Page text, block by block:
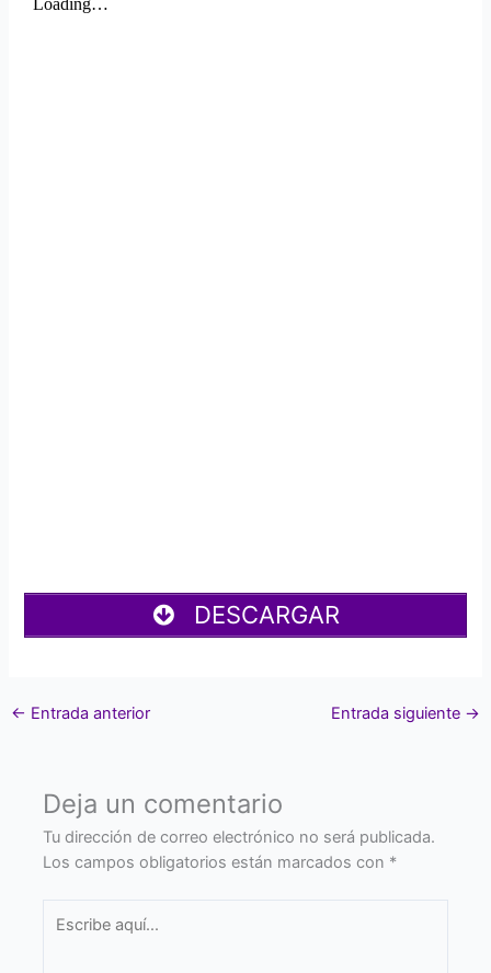
DESCARGAR
← Entrada anterior Entrada siguiente →
Deja un comentario
Tu dirección de correo electrónico no será publicada.
Los campos obligatorios están marcados con *
aquí...